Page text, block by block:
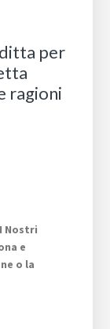
per
ragioni
Nostri
e
o la